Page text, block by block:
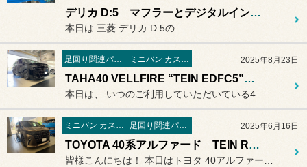
デリカ D:5 マフラーとデジタルインナーミラー
本日は 三菱 デリカ D:5の
足回り関連パーツ ミニバン カスタマイズ編 2025年8月23日
TAHA40 VELLFIRE “TEIN EDFC5”装着で乗り味の変化を楽しむ
本日は、 いつのご利用していただいている4...
ミニバン カスタマイズ編 足回り関連パーツ 2025年6月16日
TOYOTA 40系アルファード TEIN RX1 with EDFC5